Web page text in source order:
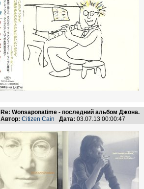
Re: Wonsaponatime - последний альбом Джона.
Автор: Citizen Cain Дата: 03.07.13 00:00:47